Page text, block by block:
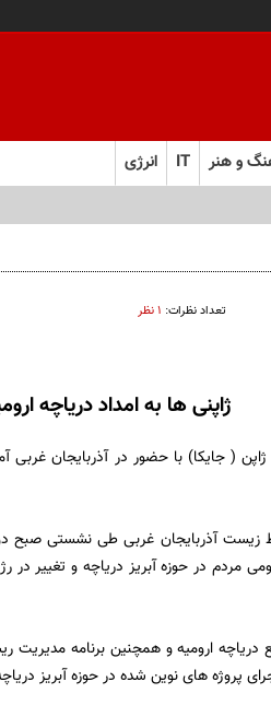
و هنر IT انرژی
تعداد نظرات: ۱ نظر
ژاپنی ها به امداد دریاچه
( جایکا) با حضور در آذربایجان غربی
آذربایجان غربی طی نشستی صبح
مردم در حوزه آبریز دریاچه و تغییر در
دریاچه ارومیه و همچنین برنامه
پروژه های نوین شده در حوزه آبریز